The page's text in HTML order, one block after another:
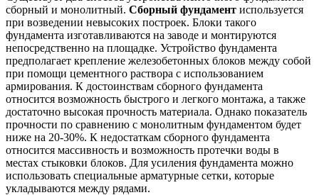
сборный и монолитный. Сборный фундамент используется
при возведении невысоких построек. Блоки такого
фундамента изготавливаются на заводе и монтируются
непосредственно на площадке. Устройство фундамента
предполагает крепление железобетонных блоков между собой
при помощи цементного раствора с использованием
армирования. К достоинствам сборного фундамента
относится возможность быстрого и легкого монтажа, а также
достаточно высокая прочность материала. Однако показатель
прочности по сравнению с монолитным фундаментом будет
ниже на 20-30%. К недостаткам сборного фундамента
относится массивность и возможность протечки воды в
местах стыковки блоков. Для усиления фундамента можно
использовать специальные арматурные сетки, которые
укладываются между рядами.